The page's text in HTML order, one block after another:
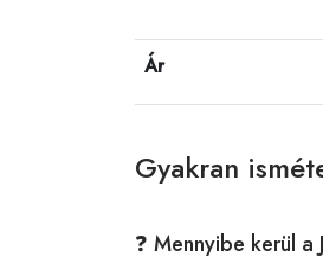
Ár
Gyakran
❓ Mennyibe kerül